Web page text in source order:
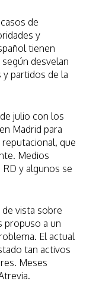
de
y
tienen
desvelan
partidos de la
julio con los
Madrid para
que
Medios
y algunos se
vista sobre
propuso a un
El actual
tan activos
Meses